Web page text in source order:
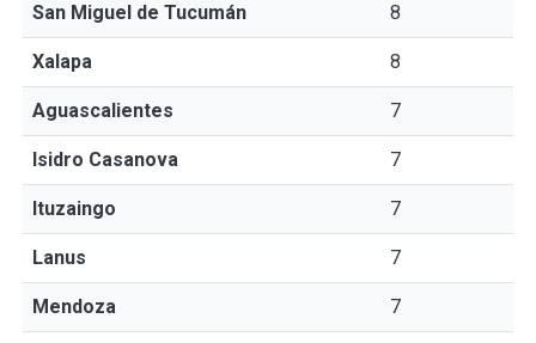
San Miguel de Tucumán 8
Xalapa 8
Aguascalientes 7
Isidro Casanova 7
Ituzaingo 7
Lanus 7
Mendoza 7